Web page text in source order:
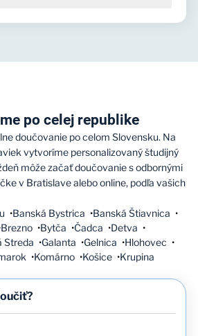
prívetivým prístupom k
triedy navrhnuté tak, aby
po celej republike
doučovanie po celom Slovensku. Na
vytvoríme personalizovaný študijný
môže začať doučovanie s odbornými
v Bratislave alebo online, podľa vašich
Banská Bystrica
Banská Štiavnica
Brezno Bytča Čadca
Detva
Streda Galanta Gelnica
Hlohovec
Komárno Košice
Krupina